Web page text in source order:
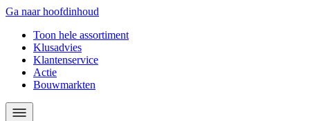
Ga naar hoofdinhoud
Toon hele assortiment
Klusadvies
Klantenservice
Actie
Bouwmarkten